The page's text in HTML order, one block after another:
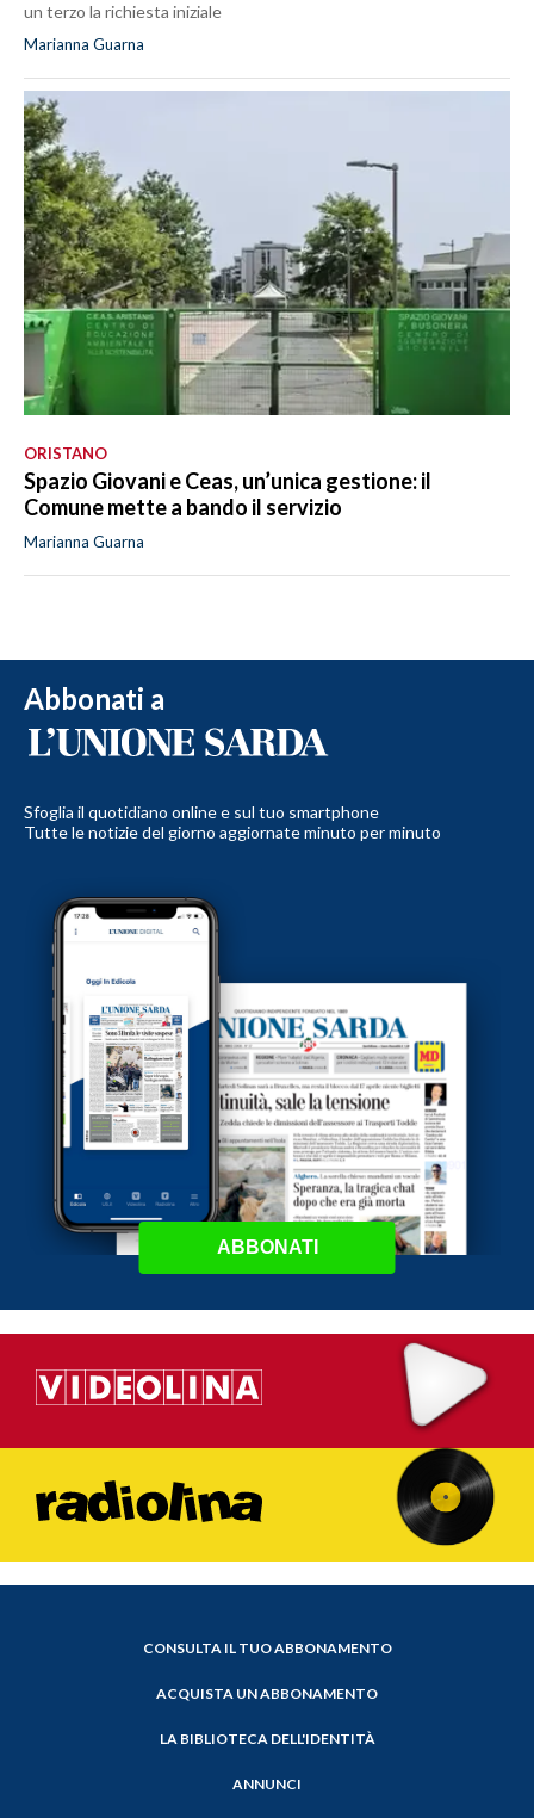
un terzo la richiesta iniziale
Marianna Guarna
ORISTANO
Spazio Giovani e Ceas, un’unica gestione: il
Comune mette a bando il servizio
Marianna Guarna
Abbonati a
Sfoglia il quotidiano online e sul tuo smartphone
Tutte le notizie del giorno aggiornate minuto per minuto
ABBONATI
CONSULTA IL TUO ABBONAMENTO
ACQUISTA UN ABBONAMENTO
LA BIBLIOTECA DELL'IDENTITÀ
ANNUNCI